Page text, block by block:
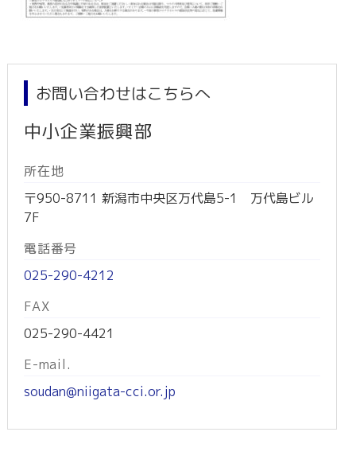
お問い合わせはこちらへ
中小企業振興部
所在地
〒950-8711 新潟市中央区万代島5-1 万代島ビル
7F
電話番号
025-290-4212
FAX
025-290-4421
E-mail.
soudan@niigata-cci.or.jp